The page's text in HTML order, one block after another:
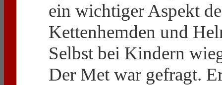
ein wichtiger Aspekt
Kettenhemden und
Selbst bei Kindern
Der Met war gefragt.